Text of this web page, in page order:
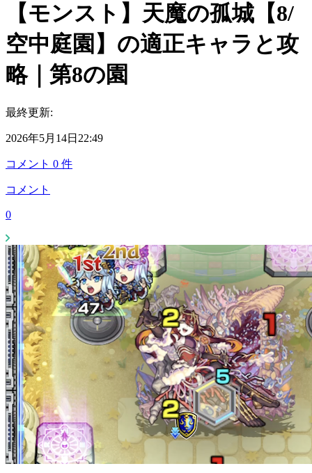
【モンスト】天魔の孤城【8/
空中庭園】の適正キャラと攻
略｜第8の園
最終更新:
2026年5月14日22:49
コメント 0 件
コメント
0